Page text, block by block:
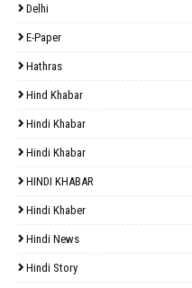
Delhi
E-Paper
Hathras
Hind Khabar
Hindi Khabar
Hindi Khabar
HINDI KHABAR
Hindi Khaber
Hindi News
Hindi Story